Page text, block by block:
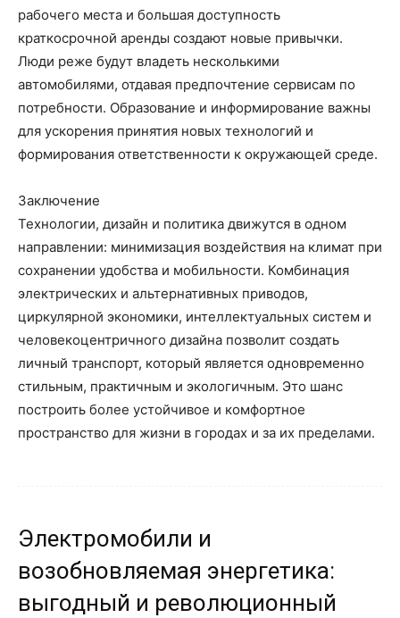
рабочего места и большая доступность
краткосрочной аренды создают новые привычки.
Люди реже будут владеть несколькими
автомобилями, отдавая предпочтение сервисам по
потребности. Образование и информирование важны
для ускорения принятия новых технологий и
формирования ответственности к окружающей среде.
Заключение
Технологии, дизайн и политика движутся в одном
направлении: минимизация воздействия на климат при
сохранении удобства и мобильности. Комбинация
электрических и альтернативных приводов,
циркулярной экономики, интеллектуальных систем и
человекоцентричного дизайна позволит создать
личный транспорт, который является одновременно
стильным, практичным и экологичным. Это шанс
построить более устойчивое и комфортное
пространство для жизни в городах и за их пределами.
Электромобили и
возобновляемая энергетика:
выгодный и революционный